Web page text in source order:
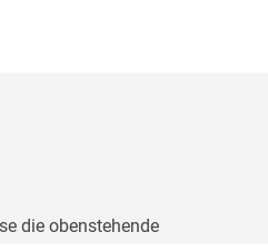
die obenstehende